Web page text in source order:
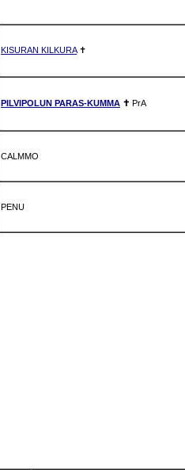
KISURAN KILKURA✝
PILVIPOLUN PARAS-KUMMA ✝ PrA
CALMMO
PENU